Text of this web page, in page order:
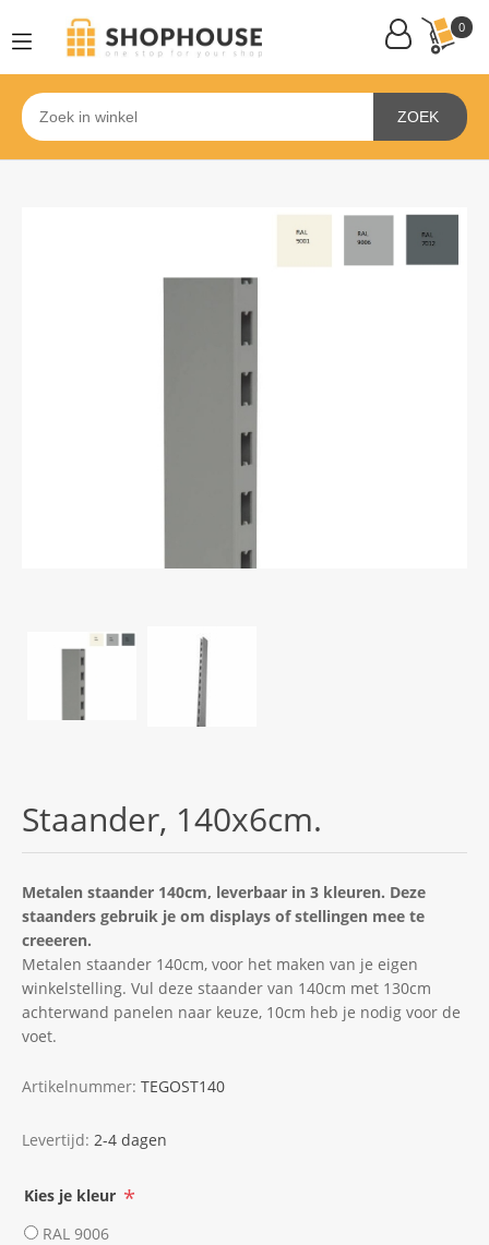
0
ZOEK
Staander, 140x6cm.
Metalen staander 140cm, leverbaar in 3 kleuren. Deze
staanders gebruik je om displays of stellingen mee te
creeeren.
Metalen staander 140cm, voor het maken van je eigen
winkelstelling. Vul deze staander van 140cm met 130cm
achterwand panelen naar keuze, 10cm heb je nodig voor de
voet.
Artikelnummer: TEGOST140
Levertijd: 2-4 dagen
Kies je kleur *
RAL 9006